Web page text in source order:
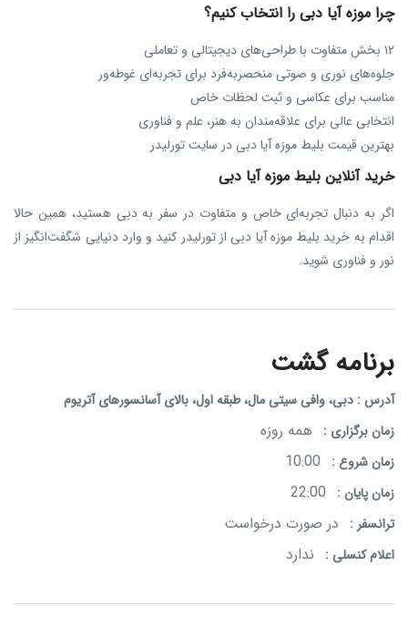
چرا موزه آیا دبی را انتخاب کنیم؟
۱۲ بخش متفاوت با طراحی‌های دیجیتالی و تعاملی
جلوه‌های نوری و صوتی منحصر‌به‌فرد برای تجربه‌ای غوطه‌ور
مناسب برای عکاسی و ثبت لحظات خاص
انتخابی عالی برای علاقه‌مندان به هنر، علم و فناوری
بهترین قیمت بلیط موزه آیا دبی در سایت تورلیدر
خرید آنلاین بلیط موزه آیا دبی
اگر به دنبال تجربه‌ای خاص و متفاوت در سفر به دبی هستید، همین حالا
اقدام به خرید بلیط موزه آیا دبی از تورلیدر کنید و وارد دنیایی شگفت‌انگیز از
نور و فناوری شوید.
برنامه گشت
آدرس : دبی، وافی سیتی مال، طبقه اول، بالای آسانسورهای آتریوم
زمان برگزاری :
همه روزه
زمان شروع : 10:00
زمان پایان : 22:00
ترانسفر : در صورت درخواست
اعلام کنسلی : ندارد